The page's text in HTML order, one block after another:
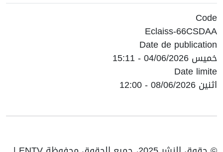
Code
Eclaiss-66CSDAA
Date de publication
خميس 04/06/2026 - 15:11
Date limite
اثنين 08/06/2026 - 12:00